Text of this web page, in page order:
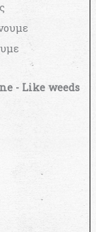
- Like weeds